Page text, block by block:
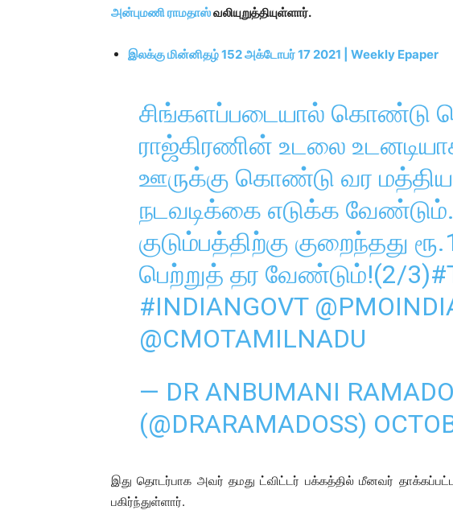
அன்புமணி ராமதாஸ்வலியுறுத்தியுள்ளார்.
இலக்கு மின்னிதழ் 152 அக்டோபர் 17 2021 | Weekly Epaper
சிங்களப்படையால் கொண்டு
ராஜ்கிரணின் உடலை
ஊருக்கு கொண்டு வர மத்திய
நடவடிக்கை எடுக்க
குடும்பத்திற்கு குறைந்தது
பெற்றுத் தர வேண்டும்!(2/3)
#INDIANGOVT
@CMOTAMILNADU
— DR ANBUMANI
(@DRARAMADOSS)
இது தொடர்பாக அவர் தமது ட்விட்டர் பக்கத்தில் மீனவர்
பகிர்ந்துள்ளார்.